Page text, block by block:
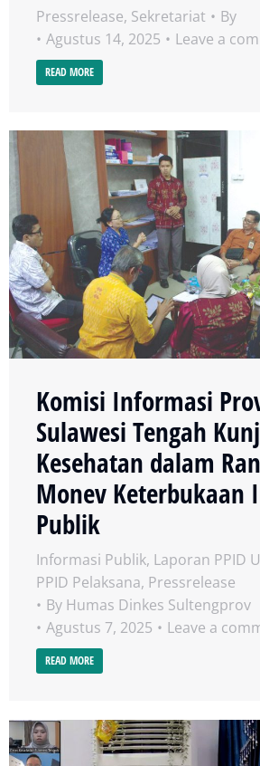
Pressrelease, Sekretariat
By
Agustus 14, 2025
Leave a
READ MORE
Komisi Informasi
Sulawesi Tengah
Kesehatan dalam
Monev Keterbukaan
Publik
Informasi Publik, Laporan PPID
PPID Pelaksana, Pressrelease
By Humas Dinkes Sultengprov
Agustus 7, 2025
Leave a
READ MORE